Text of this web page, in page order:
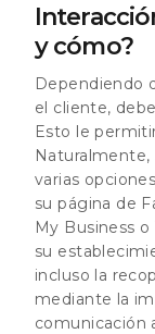
y cómo?
Dependiendo
el cliente,
Esto le
Naturalmente,
varias
su página de
My Business
su
incluso la
mediante la
comunicación